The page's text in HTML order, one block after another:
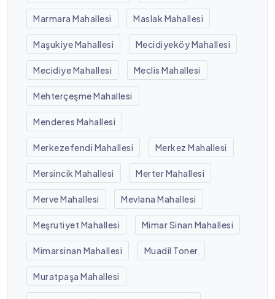
Marmara Mahallesi Maslak Mahallesi
Maşukiye Mahallesi Mecidiyeköy Mahallesi
Mecidiye Mahallesi Meclis Mahallesi
Mehterçeşme Mahallesi
Menderes Mahallesi
Merkezefendi Mahallesi Merkez Mahallesi
Mersincik Mahallesi Merter Mahallesi
Merve Mahallesi Mevlana Mahallesi
Meşrutiyet Mahallesi Mimar Sinan Mahallesi
Mimarsinan Mahallesi Muadil Toner
Muratpaşa Mahallesi